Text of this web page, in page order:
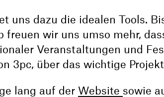
uns dazu die idealen Tools.
freuen wir uns umso mehr,
Veranstaltungen und
3pc, über das wichtige
lang auf der Website sowie